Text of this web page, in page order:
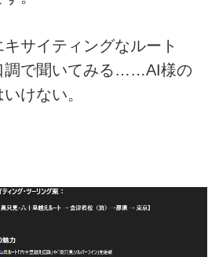
サイティングなルート
調で聞いてみる……AI様の
けない。